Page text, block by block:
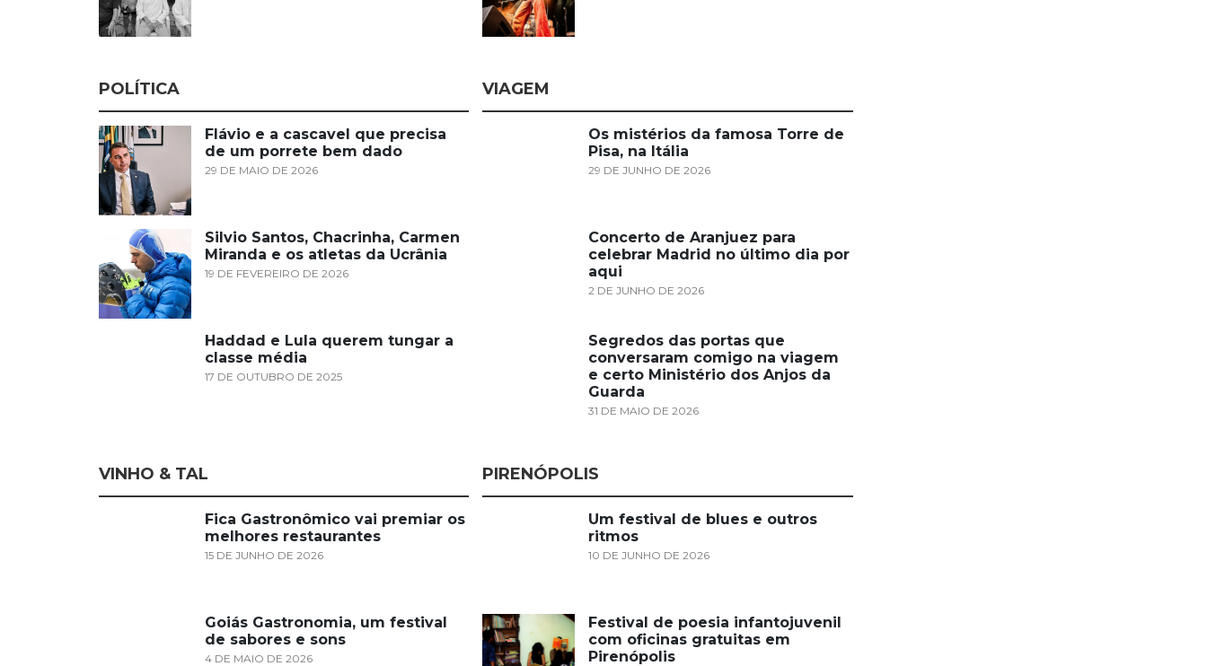
POLÍTICA
Flávio e a cascavel que precisa
de um porrete bem dado
29 DE MAIO DE 2026
Silvio Santos, Chacrinha, Carmen
Miranda e os atletas da Ucrânia
19 DE FEVEREIRO DE 2026
Haddad e Lula querem tungar a
classe média
17 DE OUTUBRO DE 2025
VIAGEM
Os mistérios da famosa Torre de
Pisa, na Itália
29 DE JUNHO DE 2026
Concerto de Aranjuez para
celebrar Madrid no último dia por
aqui
2 DE JUNHO DE 2026
Segredos das portas que
conversaram comigo na viagem
e certo Ministério dos Anjos da
Guarda
31 DE MAIO DE 2026
VINHO & TAL
Fica Gastronômico vai premiar os
melhores restaurantes
15 DE JUNHO DE 2026
Goiás Gastronomia, um festival
de sabores e sons
4 DE MAIO DE 2026
PIRENÓPOLIS
Um festival de blues e outros
ritmos
10 DE JUNHO DE 2026
Festival de poesia infantojuvenil
com oficinas gratuitas em
Pirenópolis